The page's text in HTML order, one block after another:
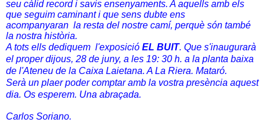
seu càlid record i savis ensenyaments. A aquells amb els
que seguim caminant i que sens dubte ens
acompanyaran la resta del nostre camí, perquè són també
la nostra història.
A tots ells dediquem l'exposició EL BUIT. Que s'inaugurarà
el proper dijous, 28 de juny, a les 19: 30 h. a la planta baixa
de l'Ateneu de la Caixa Laietana. A La Riera. Mataró.
Serà un plaer poder comptar amb la vostra presència aquest
dia. Os esperem. Una abraçada.
Carlos Soriano.